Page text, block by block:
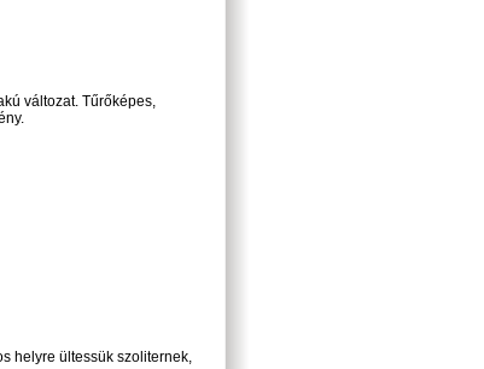
változat. Tűrőképes,
helyre ültessük szoliternek,